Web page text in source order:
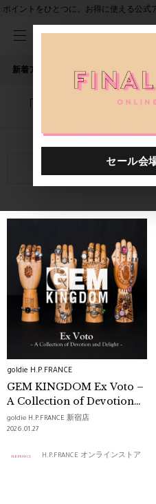
ポイントをひとつに。お得に使える公式
新着アイテム 人気ワード セー
「
関連キ
goldie H.P.FRANCE
GEM KINGDOM Ex Voto –
A Collection of Devotion
and Delight –
goldie H.P.FRANCE 新宿店
2026.01.27
H.P.FRANCE オンラインストア